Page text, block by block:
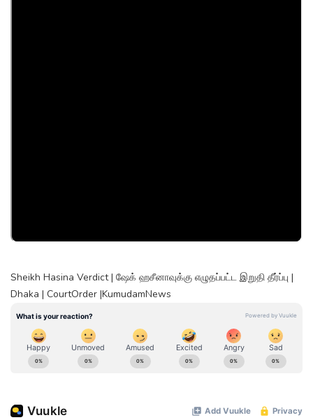
Sheikh Hasina Verdict | ஷேக் ஹசீனாவுக்கு எழுதப்பட்ட இறுதி தீர்ப்பு |
Dhaka | CourtOrder |KumudamNews